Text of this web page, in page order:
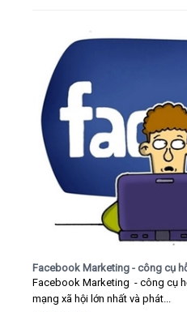
Facebook Marketing - công cụ
Facebook Marketing - công cụ
mạng xã hội lớn nhất và phát...